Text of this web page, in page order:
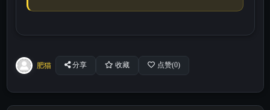
肥猫 分享 收藏 点赞(0)